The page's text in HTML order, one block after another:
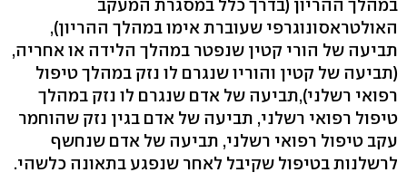
במהלך ההריון (בדרך כלל במסגרת המעקב
האולטראסונוגרפי שעוברת אימו במהלך ההריון),
תביעה של הורי קטין שנפטר במהלך הלידה או אחריה,
(תביעה של קטין והוריו שנגרם לו נזק במהלך טיפול
רפואי רשלני),תביעה של אדם שנגרם לו נזק במהלך
טיפול רפואי רשלני, תביעה של אדם בגין נזק שהוחמר
עקב טיפול רפואי רשלני, תביעה של אדם שנחשף
לרשלנות בטיפול שקיבל לאחר שנפגע בתאונה כלשהי.